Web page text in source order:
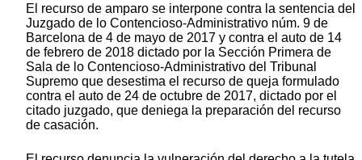
El recurso de amparo se interpone contra la sentencia del
Juzgado de lo Contencioso-Administrativo núm. 9 de
Barcelona de 4 de mayo de 2017 y contra el auto de 14
de febrero de 2018 dictado por la Sección Primera de
Sala de lo Contencioso-Administrativo del Tribunal
Supremo que desestima el recurso de queja formulado
contra el auto de 24 de octubre de 2017, dictado por el
citado juzgado, que deniega la preparación del recurso
de casación.